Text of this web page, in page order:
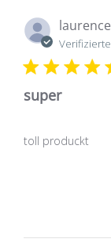
super
toll produckt